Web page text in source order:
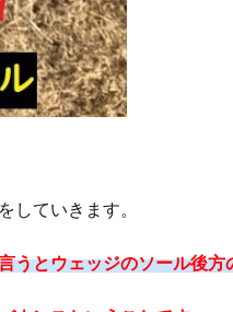
していきます。
うとウェッジのソール後